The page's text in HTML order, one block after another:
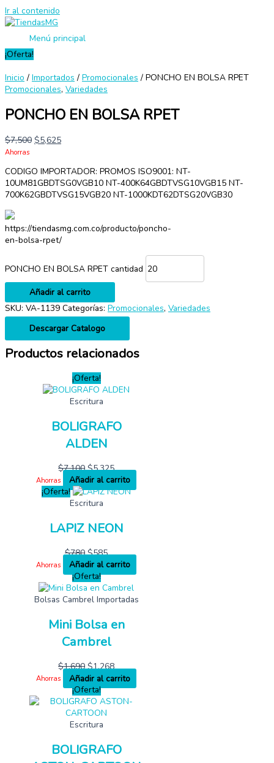
Ir al contenido
Menú principal
¡Oferta!
Inicio / Importados / Promocionales / PONCHO EN BOLSA RPET
Promocionales, Variedades
PONCHO EN BOLSA RPET
$7,500 $5,625
Ahorras
CODIGO IMPORTADOR: PROMOS ISO9001: NT-
10UM81GBDTSG0VGB10 NT-400K64GBDTVSG10VGB15 NT-
700K62GBDTVSG15VGB20 NT-1000KDT62DTSG20VGB30
https://tiendasmg.com.co/producto/poncho-
en-bolsa-rpet/
PONCHO EN BOLSA RPET cantidad
Añadir al carrito
SKU: VA-1139 Categorías: Promocionales, Variedades
Descargar Catalogo
Productos relacionados
¡Oferta!
Escritura
BOLIGRAFO
ALDEN
$7,100 $5,325
Ahorras
Añadir al carrito
¡Oferta!
Escritura
LAPIZ NEON
$780 $585
Ahorras
Añadir al carrito
¡Oferta!
Bolsas Cambrel Importadas
Mini Bolsa en
Cambrel
$1,690 $1,268
Ahorras
Añadir al carrito
¡Oferta!
Escritura
BOLIGRAFO